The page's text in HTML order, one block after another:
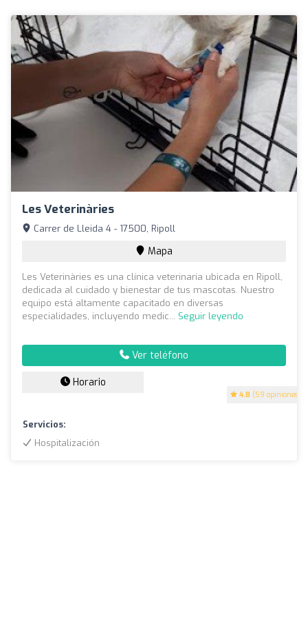
Les Veterinàries
4.8 (59 opiniones)
Carrer de Lleida 4 - 17500, Ripoll
Mapa
Les Veterinàries es una clínica veterinaria ubicada en Ripoll,
dedicada al cuidado y bienestar de tus mascotas. Nuestro
equipo está altamente capacitado en diversas
especialidades, incluyendo medic... Seguir leyendo
Ver teléfono
Horario
Servicios:
Hospitalización